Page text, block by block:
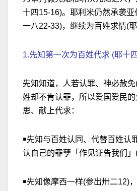
十四15-16)。耶利米仍然承袭亚
一八22-33)，继续为百姓求情(耶
1.先知第一次为百姓代求 (耶十
先知知道，人若认罪、神必赦
姓却不肯认罪，所以爱国爱民
思、献上代求：
￭先知与百姓认同、代替百姓认
认自己的罪孽「作见证告我们」(
￭先知像摩西一样(参出卅二12)